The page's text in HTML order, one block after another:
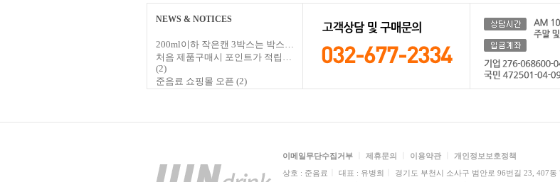
NEWS & NOTICES
200ml이하 작은캔 3박스는 박스…
처음 제품구매시 포인트가 적립…
(2)
준음료 쇼핑몰 오픈 (2)
이메일무단수집거부 제휴문의 이용약관
개인정보보호정책
상호 : 준음료
대표 : 유병희 경기도 부천시 소사구 범안로 96번길 23, 407동